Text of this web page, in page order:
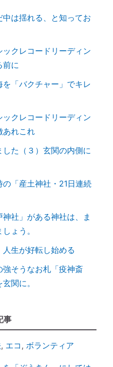
の理由｜潜在意識の
要だった
ング】心配性の家族
には、今がリサーチの
土神社」の違いは何で
方は？ 意味や語源
リング】深く納得でき
っている高市総理 ♡
ジプトの神殿」の共
たへ｜その前にやるべ
たら｜書き換えなきゃ
からのメッセージ
神社に参拝するメリ
中は揺れる、と知ってお
クレコードリーディン
前に
「バクチャー」でキレ
クレコードリーディン
あれこれ
た（３）玄関の内側に
「産土神社・21日連続
社」がある神社は、ま
ょう。
人生が好転し始める
そうなお札「疫神斎
関に。
事
, エコ ,ボランティア